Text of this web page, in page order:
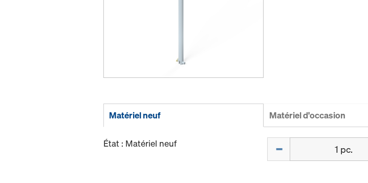
Matériel neuf Matériel d'occasion
État : Matériel neuf